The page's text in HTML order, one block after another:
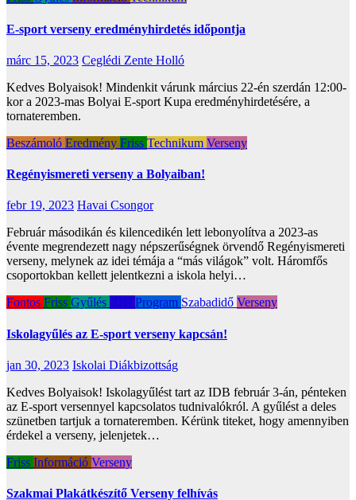
E-sport verseny eredményhirdetés időpontja
márc 15, 2023 Ceglédi Zente Holló
Kedves Bolyaisok! Mindenkit várunk március 22-én szerdán 12:00-
kor a 2023-mas Bolyai E-sport Kupa eredményhirdetésére, a
tornateremben.
Beszámoló Eredmény Friss Technikum Verseny
Regényismereti verseny a Bolyaiban!
febr 19, 2023 Havai Csongor
Február másodikán és kilencedikén lett lebonyolítva a 2023-as
évente megrendezett nagy népszerűségnek örvendő Regényismereti
verseny, melynek az idei témája a “más világok” volt. Háromfős
csoportokban kellett jelentkezni a iskola helyi…
Fontos Friss Gyűlés IDB Program Szabadidő Verseny
Iskolagyűlés az E-sport verseny kapcsán!
jan 30, 2023 Iskolai Diákbizottság
Kedves Bolyaisok! Iskolagyűlést tart az IDB február 3-án, pénteken
az E-sport versennyel kapcsolatos tudnivalókról. A gyűlést a deles
szünetben tartjuk a tornateremben. Kérünk titeket, hogy amennyiben
érdekel a verseny, jelenjetek…
Friss Információ Verseny
Szakmai Plakátkészítő Verseny felhívás